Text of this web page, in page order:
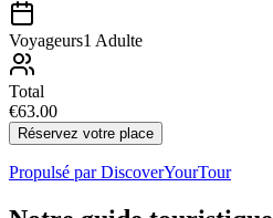
Voyageurs1 Adulte
Total
€63.00
Réservez votre place
Propulsé parDiscoverYourTour